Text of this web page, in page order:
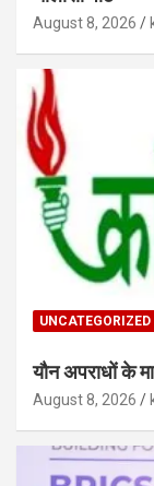
August 8, 2026
UNCATEGORIZED
यौन अपराधों के
August 8, 2026